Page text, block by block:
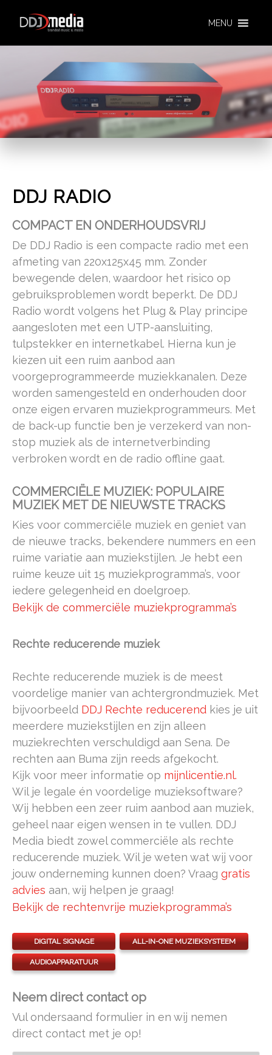
MENU
DDJ RADIO
COMPACT EN ONDERHOUDSVRIJ
De DDJ Radio is een compacte radio met een
afmeting van 220x125x45 mm. Zonder
bewegende delen, waardoor het risico op
gebruiksproblemen wordt beperkt. De DDJ
Radio wordt volgens het Plug & Play principe
aangesloten met een UTP-aansluiting,
tulpstekker en internetkabel. Hierna kun je
kiezen uit een ruim aanbod aan
voorgeprogrammeerde muziekkanalen. Deze
worden samengesteld en onderhouden door
onze eigen ervaren muziekprogrammeurs. Met
de back-up functie ben je verzekerd van non-
stop muziek als de internetverbinding
verbroken wordt en de radio offline gaat.
COMMERCIËLE MUZIEK: POPULAIRE
MUZIEK MET DE NIEUWSTE TRACKS
Kies voor commerciële muziek en geniet van
de nieuwe tracks, bekendere nummers en een
ruime variatie aan muziekstijlen. Je hebt een
ruime keuze uit 15 muziekprogramma’s, voor
iedere gelegenheid en doelgroep.
Bekijk de commerciële muziekprogramma’s
Rechte reducerende muziek
Rechte reducerende muziek is de meest
voordelige manier van achtergrondmuziek. Met
bijvoorbeeld DDJ Rechte reducerend kies je uit
meerdere muziekstijlen en zijn alleen
muziekrechten verschuldigd aan Sena. De
rechten aan Buma zijn reeds afgekocht.
Kijk voor meer informatie op mijnlicentie.nl.
Wil je legale én voordelige muzieksoftware?
Wij hebben een zeer ruim aanbod aan muziek,
geheel naar eigen wensen in te vullen. DDJ
Media biedt zowel commerciële als rechte
reducerende muziek. Wil je weten wat wij voor
jouw onderneming kunnen doen? Vraag gratis
advies aan, wij helpen je graag!
Bekijk de rechtenvrije muziekprogramma’s
DIGITAL SIGNAGE ALL-IN-ONE MUZIEKSYSTEEM
AUDIOAPPARATUUR
Neem direct contact op
Vul ondersaand formulier in en wij nemen
direct contact met je op!